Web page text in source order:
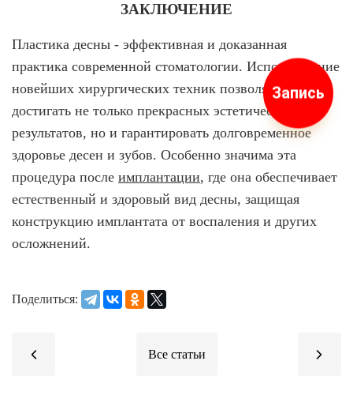
Запись
ЗАКЛЮЧЕНИЕ
Пластика десны - эффективная и доказанная
практика современной стоматологии. Использование
новейших хирургических техник позволяет
достигать не только прекрасных эстетических
результатов, но и гарантировать долговременное
здоровье десен и зубов. Особенно значима эта
процедура после имплантации, где она обеспечивает
естественный и здоровый вид десны, защищая
конструкцию имплантата от воспаления и других
осложнений.
Поделиться: